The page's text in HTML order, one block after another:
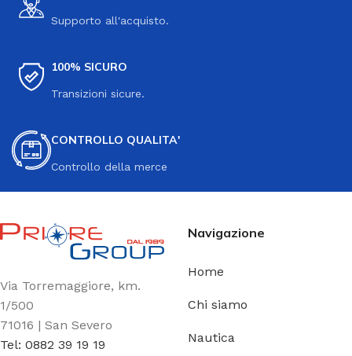
Supporto all'acquisto.
100% SICURO
Transizioni sicure.
CONTROLLO QUALITA'
Controllo della merce
Via Torremaggiore, km.
1/500
71016 | San Severo
Tel: 0882 39 19 19
Navigazione
Home
Chi siamo
Nautica